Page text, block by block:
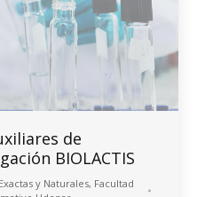
de
BIOLACTIS
y Naturales, Facultad